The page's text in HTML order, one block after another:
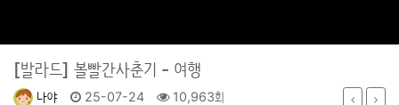
[발라드] 볼빨간사춘기 - 여행
나야 25-07-24 10,963회